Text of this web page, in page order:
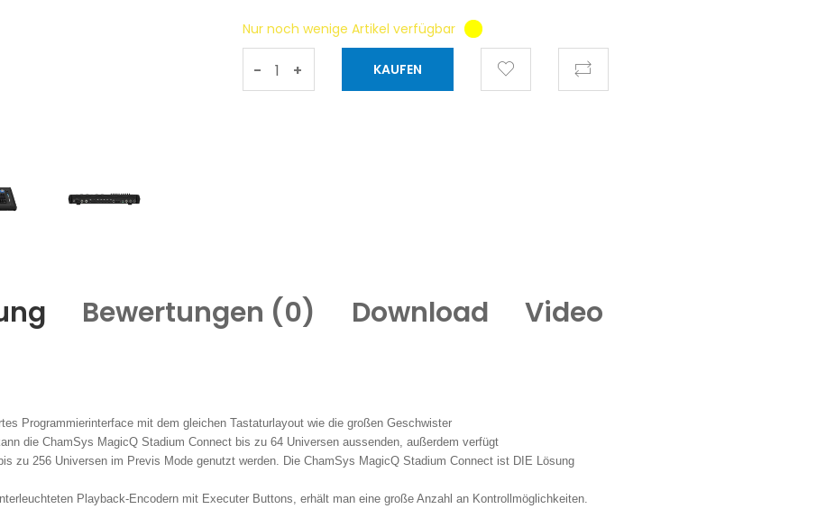
Nur noch wenige Artikel verfügbar
- +
Bewertungen (0) Download Video
Programmierinterface mit dem gleichen Tastaturlayout wie die großen Geschwister
die ChamSys MagicQ Stadium Connect bis zu 64 Universen aussenden, außerdem verfügt
zu 256 Universen im Previs Mode genutzt werden. Die ChamSys MagicQ Stadium Connect ist DIE Lösung
Playback-Encodern mit Executer Buttons, erhält man eine große Anzahl an Kontrollmöglichkeiten.